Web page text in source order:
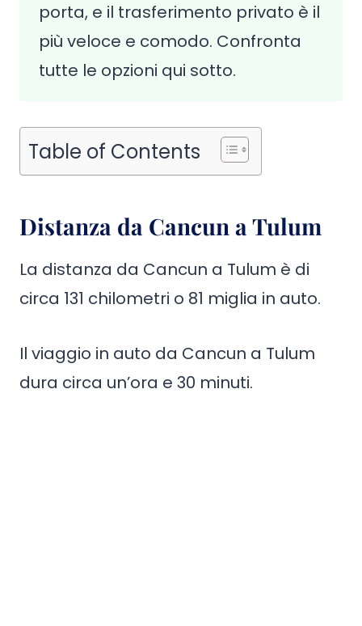
porta, e il trasferimento privato è il
più veloce e comodo. Confronta
tutte le opzioni qui sotto.
Table of Contents
Distanza da Cancun a Tulum
La distanza da Cancun a Tulum è di
circa 131 chilometri o 81 miglia in auto.
Il viaggio in auto da Cancun a Tulum
dura circa un’ora e 30 minuti.